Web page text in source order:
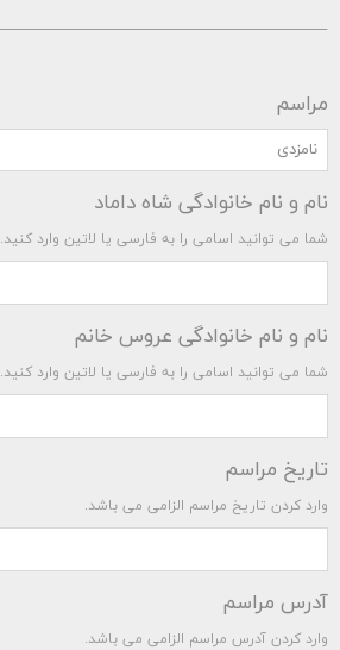
مراسم
نامزدی
نام و نام خانوادگی شاه داماد
شما می توانید اسامی را به فارسی یا لاتین وارد کنید.
نام و نام خانوادگی عروس خانم
شما می توانید اسامی را به فارسی یا لاتین وارد کنید.
تاریخ مراسم
وارد کردن تاریخ مراسم الزامی می باشد.
آدرس مراسم
وارد کردن آدرس مراسم الزامی می باشد.